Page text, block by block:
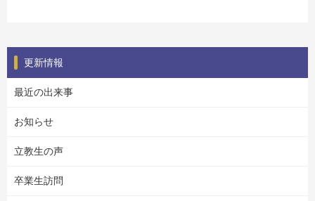
更新情報
最近の出来事
お知らせ
立教生の声
卒業生訪問